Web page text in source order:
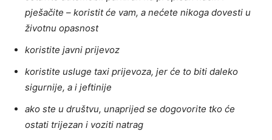
pješačite – koristit će vam, a nećete nikoga dovesti u
životnu opasnost
koristite javni prijevoz
koristite usluge taxi prijevoza, jer će to biti daleko
sigurnije, a i jeftinije
ako ste u društvu, unaprijed se dogovorite tko će
ostati trijezan i voziti natrag